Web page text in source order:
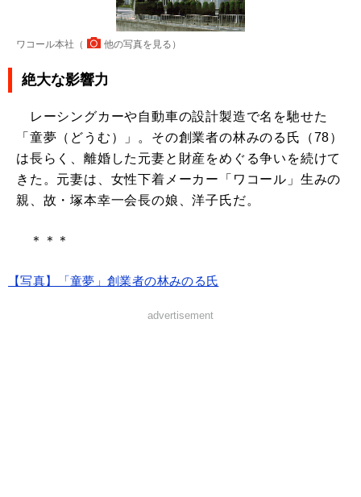
ワコール本社（ 他の写真を見る ）
絶大な影響力
レーシングカーや自動車の設計製造で名を馳せた
「童夢（どうむ）」。その創業者の林みのる氏（78）
は長らく、離婚した元妻と財産をめぐる争いを続けて
きた。元妻は、女性下着メーカー「ワコール」生みの
親、故・塚本幸一会長の娘、洋子氏だ。
＊＊＊
【写真】「童夢」創業者の林みのる氏
advertisement